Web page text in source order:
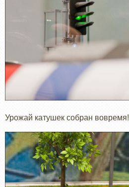
Урожай катушек собран вовремя!